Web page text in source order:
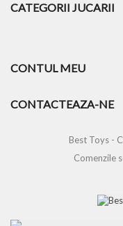
CATEGORII JUCARII
CONTUL MEU
CONTACTEAZA-NE
Best Toys -
Comenzile